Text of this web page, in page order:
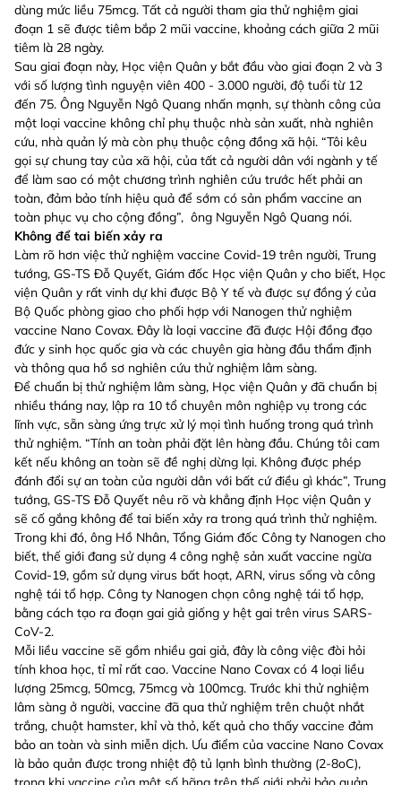
dùng mức liều 75mcg. Tất cả người tham gia thử nghiệm giai
đoạn 1 sẽ được tiêm bắp 2 mũi vaccine, khoảng cách giữa 2 mũi
tiêm là 28 ngày.
Sau giai đoạn này, Học viện Quân y bắt đầu vào giai đoạn 2 và 3
với số lượng tình nguyện viên 400 - 3.000 người, độ tuổi từ 12
đến 75. Ông Nguyễn Ngô Quang nhấn mạnh, sự thành công của
một loại vaccine không chỉ phụ thuộc nhà sản xuất, nhà nghiên
cứu, nhà quản lý mà còn phụ thuộc cộng đồng xã hội. “Tôi kêu
gọi sự chung tay của xã hội, của tất cả người dân với ngành y tế
để làm sao có một chương trình nghiên cứu trước hết phải an
toàn, đảm bảo tính hiệu quả để sớm có sản phẩm vaccine an
toàn phục vụ cho cộng đồng”, ông Nguyễn Ngô Quang nói.
Không để tai biến xảy ra
Làm rõ hơn việc thử nghiệm vaccine Covid-19 trên người, Trung
tướng, GS-TS Đỗ Quyết, Giám đốc Học viện Quân y cho biết, Học
viện Quân y rất vinh dự khi được Bộ Y tế và được sự đồng ý của
Bộ Quốc phòng giao cho phối hợp với Nanogen thử nghiệm
vaccine Nano Covax. Đây là loại vaccine đã được Hội đồng đạo
đức y sinh học quốc gia và các chuyên gia hàng đầu thẩm định
và thông qua hồ sơ nghiên cứu thử nghiệm lâm sàng.
Để chuẩn bị thử nghiệm lâm sàng, Học viện Quân y đã chuẩn bị
nhiều tháng nay, lập ra 10 tổ chuyên môn nghiệp vụ trong các
lĩnh vực, sẵn sàng ứng trực xử lý mọi tình huống trong quá trình
thử nghiệm. “Tính an toàn phải đặt lên hàng đầu. Chúng tôi cam
kết nếu không an toàn sẽ đề nghị dừng lại. Không được phép
đánh đổi sự an toàn của người dân với bất cứ điều gì khác”, Trung
tướng, GS-TS Đỗ Quyết nêu rõ và khẳng định Học viện Quân y
sẽ cố gắng không để tai biến xảy ra trong quá trình thử nghiệm.
Trong khi đó, ông Hồ Nhân, Tổng Giám đốc Công ty Nanogen cho
biết, thế giới đang sử dụng 4 công nghệ sản xuất vaccine ngừa
Covid-19, gồm sử dụng virus bất hoạt, ARN, virus sống và công
nghệ tái tổ hợp. Công ty Nanogen chọn công nghệ tái tổ hợp,
bằng cách tạo ra đoạn gai giả giống y hệt gai trên virus SARS-
CoV-2.
Mỗi liều vaccine sẽ gồm nhiều gai giả, đây là công việc đòi hỏi
tính khoa học, tỉ mỉ rất cao. Vaccine Nano Covax có 4 loại liều
lượng 25mcg, 50mcg, 75mcg và 100mcg. Trước khi thử nghiệm
lâm sàng ở người, vaccine đã qua thử nghiệm trên chuột nhắt
trắng, chuột hamster, khỉ và thỏ, kết quả cho thấy vaccine đảm
bảo an toàn và sinh miễn dịch. Ưu điểm của vaccine Nano Covax
là bảo quản được trong nhiệt độ tủ lạnh bình thường (2-8oC),